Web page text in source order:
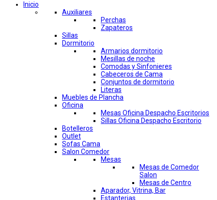
Inicio
Auxiliares
Perchas
Zapateros
Sillas
Dormitorio
Armarios dormitorio
Mesillas de noche
Comodas y Sinfonieres
Cabeceros de Cama
Conjuntos de dormitorio
Literas
Muebles de Plancha
Oficina
Mesas Oficina Despacho Escritorios
Sillas Oficina Despacho Escritorio
Botelleros
Outlet
Sofas Cama
Salon Comedor
Mesas
Mesas de Comedor
Salon
Mesas de Centro
Aparador, Vitrina, Bar
Estanterias